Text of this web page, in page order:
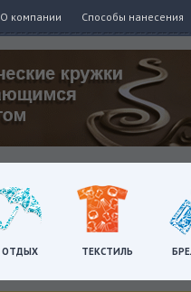
О компании Способы нанесения
ОТДЫХ ТЕКСТИЛЬ